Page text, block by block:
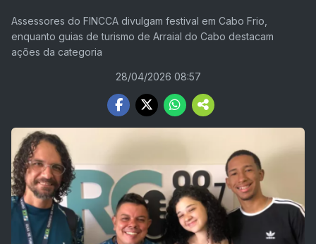
Assessores do FINCCA divulgam festival em Cabo Frio,
enquanto guias de turismo de Arraial do Cabo destacam
ações da categoria
28/04/2026 08:57